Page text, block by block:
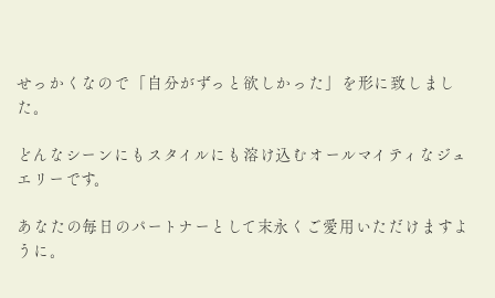
せっかくなので「自分がずっと欲しかった」を形に致しまし
た。
どんなシーンにもスタイルにも溶け込むオールマイティなジュ
エリーです。
あなたの毎日のパートナーとして末永くご愛用いただけますよ
うに。